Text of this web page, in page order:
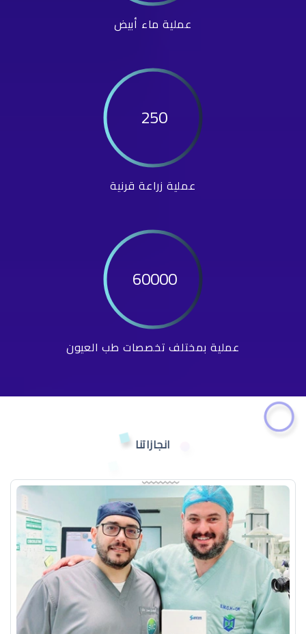
عملية ماء أبيض
250
عملية زراعة قرنية
60000
عملية بمختلف تخصصات طب العيون
انجازاتنا